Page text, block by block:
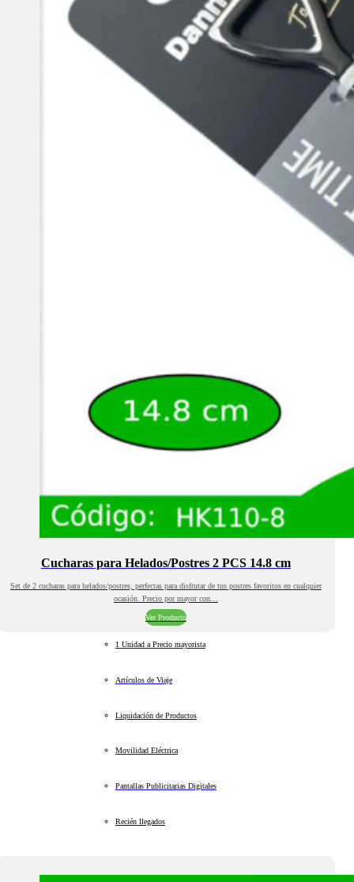
Cucharas para Helados/Postres 2 PCS 14.8 cm
Set de 2 cucharas para helados/postres, perfectas para disfrutar de tus postres favoritos en cualquier
ocasión. Precio por mayor con…
Ver Producto
1 Unidad a Precio mayorista
Artículos de Viaje
Liquidación de Productos
Movilidad Eléctrica
Pantallas Publicitarias Digitales
Recién llegados